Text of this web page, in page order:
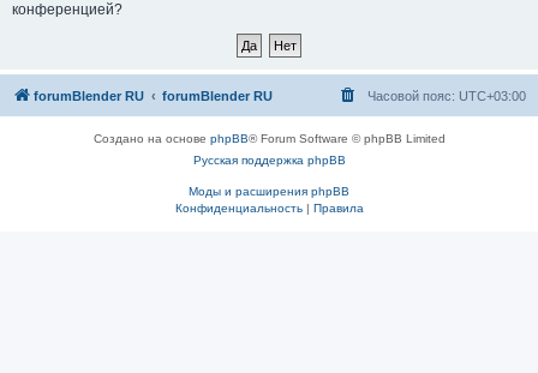
конференцией?
forumBlender RU forumBlender RU Часовой пояс: UTC+03:00
Создано на основе phpBB® Forum Software © phpBB Limited
Русская поддержка phpBB
Моды и расширения phpBB
Конфиденциальность| Правила